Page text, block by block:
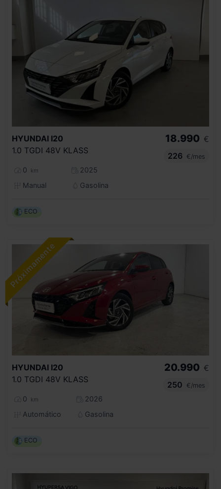
HYUNDAI I20
1.0 TGDI 48V KLASS
0 km
2025
Manual
Gasolina
18.990 €
226
€/mes
ECO
HYUNDAI I20
1.0 TGDI 48V KLASS
0 km
2026
Automático
Gasolina
20.990 €
250
€/mes
ECO